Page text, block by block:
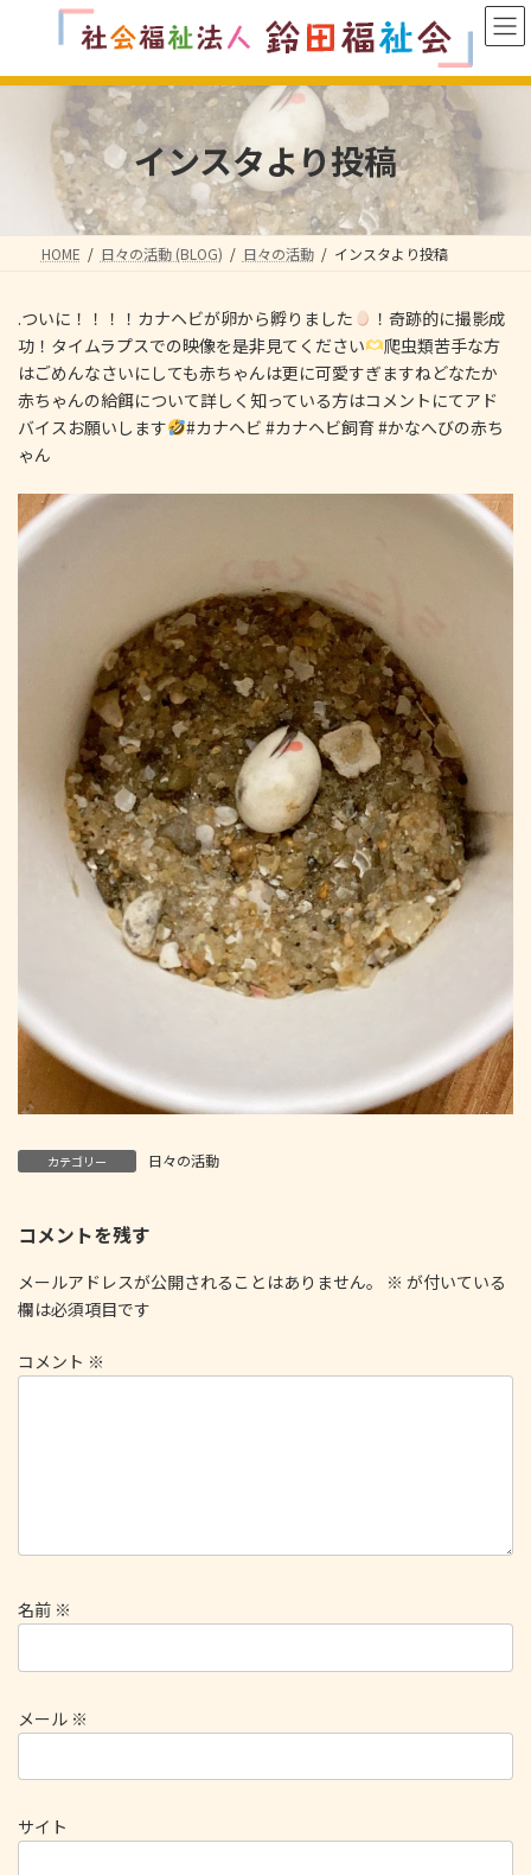
ン
ー
インスタより投稿
HOME 日々の活動 (BLOG) 日々の活動 インスタより投稿
.ついに！！！！カナヘビが卵から孵りました
！奇跡的に撮影成
功！タイムラプスでの映像を是非見てください
爬虫類苦手な方
はごめんなさいにしても赤ちゃんは更に可愛すぎますねどなたか
赤ちゃんの給餌について詳しく知っている方はコメントにてアド
バイスお願いします
#カナヘビ #カナヘビ飼育 #かなへびの赤ち
ゃん
カテゴリー 日々の活動
コメントを残す
メールアドレスが公開されることはありません。 ※ が付いている
欄は必須項目です
コメント ※
名前 ※
メール ※
サイト